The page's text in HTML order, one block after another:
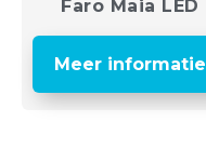
Faro Maia LED
Meer informatie